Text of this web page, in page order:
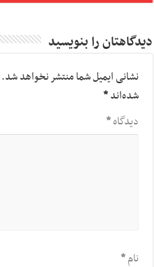
دیدگاهتان را بنویسید
نشانی ایمیل شما منتشر نخواهد شد.
شده‌اند*
دیدگاه*
نام*